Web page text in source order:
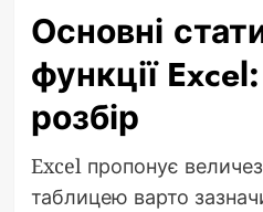
Основні
функції
розбір
Excel пропонує
таблицею варто